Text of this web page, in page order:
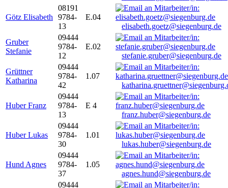
Götz Elisabeth
08191
9784-
13
E.04
elisabeth.goetz@siegenburg.de
Gruber
Stefanie
09444
9784-
12
E.02
stefanie.gruber@siegenburg.de
Grüttner
Katharina
09444
9784-
42
1.07
Huber Franz
09444
9784-
13
E 4
franz.huber@siegenburg.de
Huber Lukas
09444
9784-
30
1.01
lukas.huber@siegenburg.de
Hund Agnes
09444
9784-
37
1.05
agnes.hund@siegenburg.de
09444